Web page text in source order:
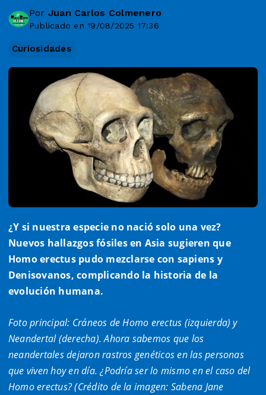
Por Juan Carlos Colmenero
Publicado en 19/08/2025 17:36
Curiosidades
¿Y si nuestra especie no nació solo una vez?
Nuevos hallazgos fósiles en Asia sugieren que
Homo erectus pudo mezclarse con sapiens y
Denisovanos, complicando la historia de la
evolución humana.
Foto principal: Cráneos de Homo erectus (izquierda) y
Neandertal (derecha). Ahora sabemos que los
neandertales dejaron rastros genéticos en las personas
que viven hoy en día. ¿Podría ser lo mismo en el caso del
Homo erectus? (Crédito de la imagen: Sabena Jane